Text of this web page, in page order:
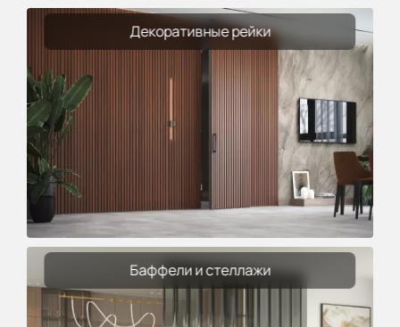
Декоративные рейки
Баффели и стеллажи